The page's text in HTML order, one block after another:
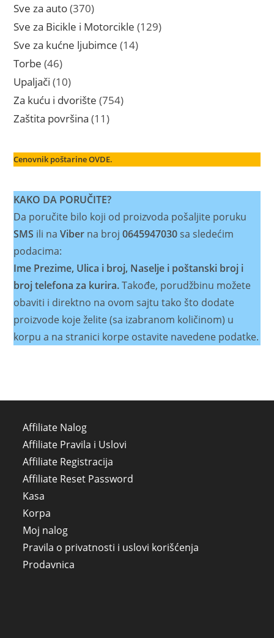
Sve za auto 370370
proizvoda
Sve za Bicikle i Motorcikle 129129
Sve za kućne ljubimce 1414
Torbe 4646
proizvoda
Upaljači 1010
proizvoda
Za kuću i dvorište 754754
Zaštita površina 1111
Cenovnik poštarine OVDE.
KAKO DA PORUČITE?
Da poručite bilo koji od proizvoda pošaljite poruku
SMS ili naViber na broj0645947030sa sledećim
podacima:
Ime Prezime, Ulica i broj, Naselje i poštanski broj i
broj telefona za kurira.Takođe, porudžbinu možete
obaviti i direktno na ovom sajtu tako što dodate
proizvode koje želite (sa izabranom količinom) u
korpu a na stranici korpe ostavite navedene podatke.
Affiliate Nalog
Affiliate Pravila i Uslovi
Affiliate Registracija
Affiliate Reset Password
Kasa
Korpa
Moj nalog
Pravila o privatnosti i uslovi korišćenja
Prodavnica